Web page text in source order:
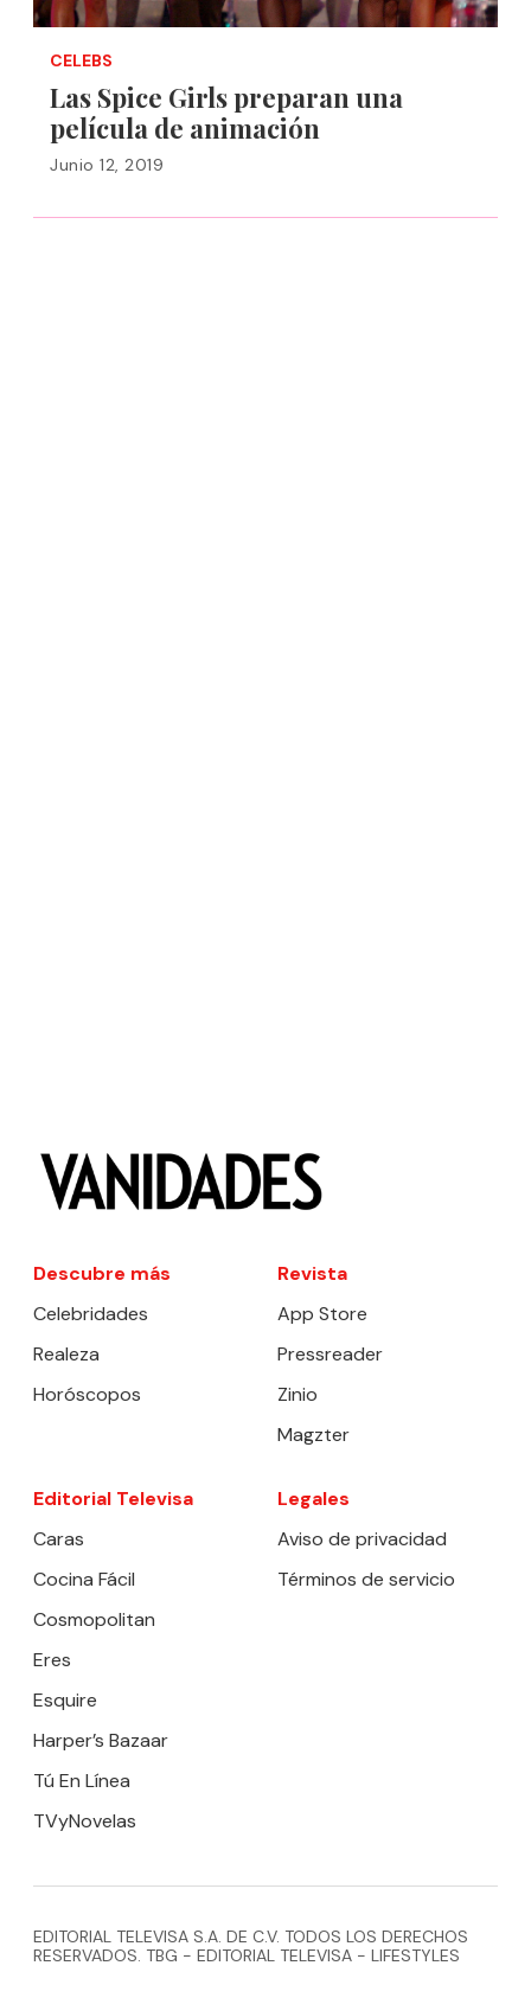
CELEBS
Las Spice Girls preparan una
película de animación
Junio 12, 2019
Descubre más
Celebridades
Realeza
Horóscopos
Revista
App Store
Pressreader
Zinio
Magzter
Editorial Televisa
Caras
Cocina Fácil
Cosmopolitan
Eres
Esquire
Harper’s Bazaar
Tú En Línea
TVyNovelas
Legales
Aviso de privacidad
Términos de servicio
EDITORIAL TELEVISA S.A. DE C.V. TODOS LOS DERECHOS
RESERVADOS. TBG - EDITORIAL TELEVISA - LIFESTYLES